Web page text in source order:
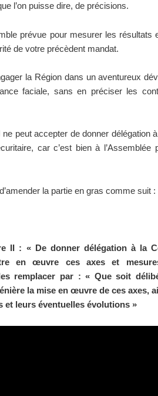
l’on puisse dire, de précisions.
prévue pour mesurer les résultats
de votre précèdent mandat.
la Région dans un aventureux
faciale, sans en préciser les
peut accepter de donner délégation
car c’est bien à l’Assemblée
la partie en gras comme suit :
II : « De donner délégation à la
en œuvre ces axes et
remplacer par : « Que soit
la mise en œuvre de ces axes,
et leurs éventuelles évolutions »